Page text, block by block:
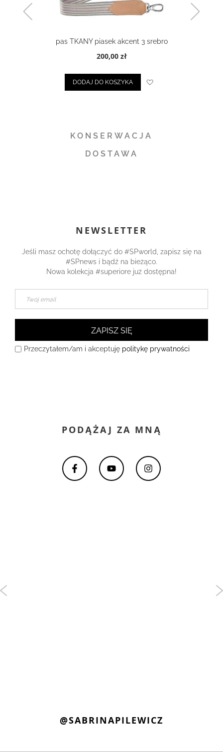
pas TKANY piasek akcent 3 srebro
200,00 zł
DODAJ DO KOSZYKA
KONSERWACJA
DOSTAWA
NEWSLETTER
Jeśli masz ochotę dołączyć do #SPworld, zapisz się na
#SPnews i bądź na bieżąco.
Nowa kolekcja #superiore już dostępna!
ZAPISZ SIĘ
Przeczytałem/am i akceptuję politykę prywatności
PODĄŻAJ ZA MNĄ
@SABRINAPILEWICZ